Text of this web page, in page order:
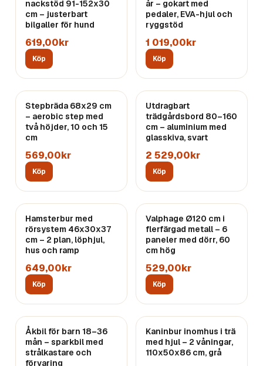
nackstöd 91-152x30
cm – justerbart
bilgaller för hund
619,00kr
Köp
år – gokart med
pedaler, EVA-hjul och
ryggstöd
1 019,00kr
Köp
Stepbräda 68x29 cm
– aerobic step med
två höjder, 10 och 15
cm
569,00kr
Köp
Utdragbart
trädgårdsbord 80–160
cm – aluminium med
glasskiva, svart
2 529,00kr
Köp
Hamsterbur med
rörsystem 46x30x37
cm – 2 plan, löphjul,
hus och ramp
649,00kr
Köp
Valphage Ø120 cm i
flerfärgad metall – 6
paneler med dörr, 60
cm hög
529,00kr
Köp
Åkbil för barn 18–36
mån – sparkbil med
strålkastare och
förvaring
Kaninbur inomhus i trä
med hjul – 2 våningar,
110x50x86 cm, grå